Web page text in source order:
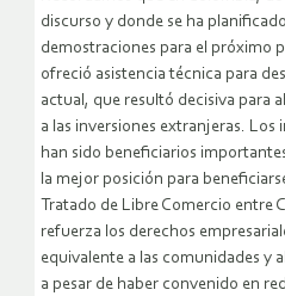
discurso y donde se ha
demostraciones para el próximo
ofreció asistencia técnica para
actual, que resultó decisiva para
a las inversiones extranjeras. Los
han sido beneficiarios
la mejor posición para
Tratado de Libre Comercio entre
refuerza los derechos
equivalente a las comunidades y
a pesar de haber convenido en